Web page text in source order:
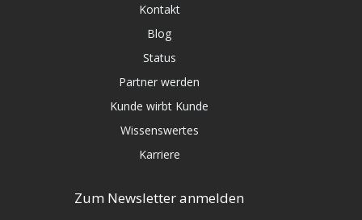
Kontakt
Blog
Status
Partner werden
Kunde wirbt Kunde
Wissenswertes
Karriere
Zum Newsletter anmelden